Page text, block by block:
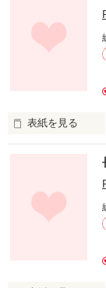
表紙を見る
あなたの前にも